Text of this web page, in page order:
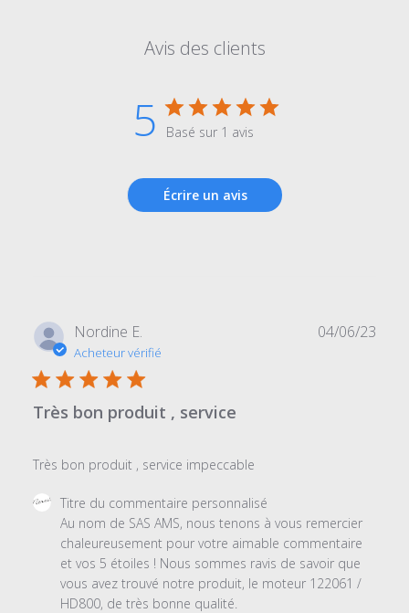
Avis des clients
5 Basé sur 1 avis
Écrire un avis
Nordine E.
Acheteur vérifié
Très bon produit , service
Très bon produit , service impeccable
Commentaires
propriétaire
magasin
Titre du commentaire personnalisé
Au nom de SAS AMS, nous tenons à vous remercier
chaleureusement pour votre aimable commentaire
et vos 5 étoiles ! Nous sommes ravis de savoir que
vous avez trouvé notre produit, le moteur 122061 /
HD800, de très bonne qualité.
04/06/23